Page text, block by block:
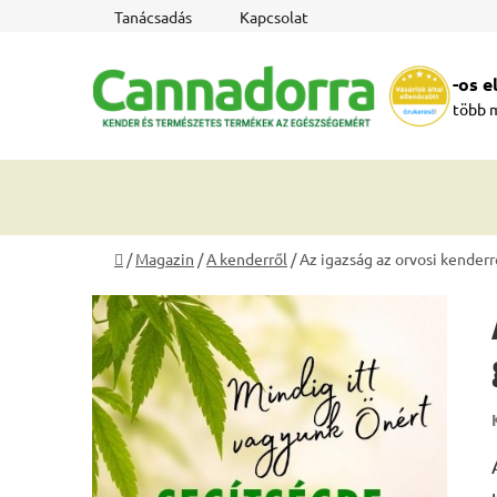
tartalomhoz
Tanácsadás Kapcsolat
-os
több
Kezdőlap
/ Magazin /A kenderről /Az igazság az orvosi
O
l
d
a
l
s
ó